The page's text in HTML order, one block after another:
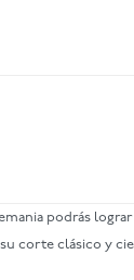
podrás
corte clásico y